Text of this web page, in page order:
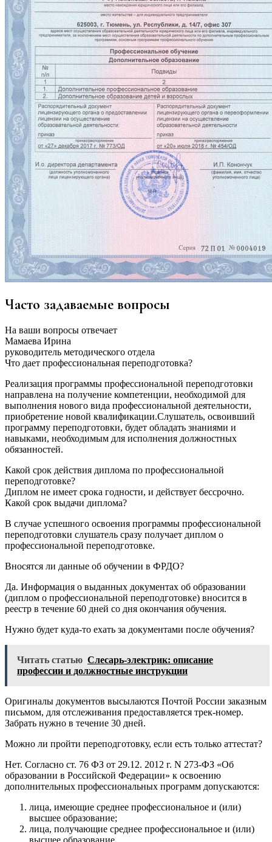
Часто задаваемые вопросы
На ваши вопросы отвечает
Мамаева Ирина
руководитель методического отдела
Что дает профессиональная переподготовка?
Реализация программы профессиональной переподготовки
направлена на получение компетенции, необходимой для
выполнения нового вида профессиональной деятельности,
приобретение новой квалификации.Слушатель, освоивший
программу переподготовки, будет обладать знаниями и
навыками, необходимым для исполнения должностных
обязанностей.
Какой срок действия диплома по профессиональной
переподготовке?
Диплом не имеет срока годности, и действует бессрочно.
Какой срок выдачи диплома?
В случае успешного освоения программы профессиональной
переподготовки слушатель сразу получает диплом о
профессиональной переподготовке.
Вносятся ли данные об обучении в ФРДО?
Да. Информация о выданных документах об образовании
(диплом о профессиональной переподготовке) вносится в
реестр в течение 60 дней со дня окончания обучения.
Нужно будет куда-то ехать за документами после обучения?
Читать статью Слесарь-электрик: описание
профессии и должностные инструкции
Оригиналы документов высылаются Почтой России заказным
письмом, для отслеживания предоставляется трек-номер.
Забрать нужно в течение 30 дней.
Можно ли пройти переподготовку, если есть только аттестат?
Нет. Согласно ст. 76 ФЗ от 29.12. 2012 г. N 273-ФЗ «Об
образовании в Российской Федерации» к освоению
дополнительных профессиональных программ допускаются:
лица, имеющие среднее профессиональное и (или)
высшее образование;
лица, получающие среднее профессиональное и (или)
высшее образование.